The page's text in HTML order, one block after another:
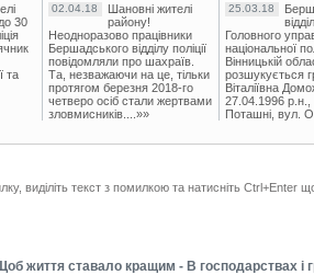
30
та
02.04.18
Шановні жителі
району!
Неодноразово працівники
Бершадського відділу поліції
повідомляли про шахраїв.
Та, незважаючи на це, тільки
протягом березня 2018-го
четверо осіб стали жертвами
зловмисників....»»
25.03.18
Головного
національної
Вінницькій
розшукується
Віталіївна
27.04.1996 р.н.,
Поташні, вул.
виділіть текст з помилкою та натисніть Ctrl+Enter
життя ставало кращим - В господарствах